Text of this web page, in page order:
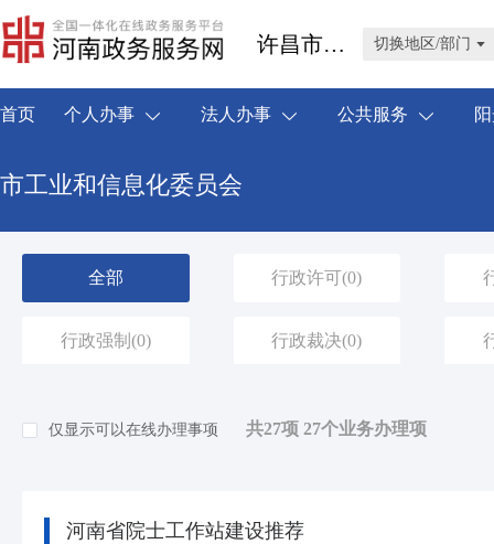
许昌市禹州市 切换地区/部门
首页 个人办事 法人办事 公共服务
市工业和信息化委员会
全部 行政许可(0)
行政强制 (0) 行政裁决(0)
仅显示可以在线办理事项 共27项 27个业务办理项
河南省院士工作站建设推荐